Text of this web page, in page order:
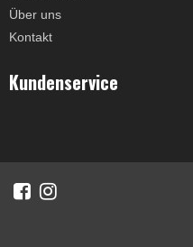
Über uns
Kontakt
Kundenservice